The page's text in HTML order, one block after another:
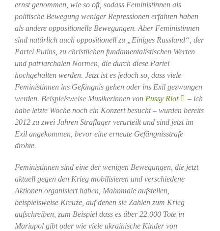
ernst genommen, wie so oft, sodass Feministinnen als
politische Bewegung weniger Repressionen erfahren haben
als andere oppositionelle Bewegungen. Aber Feministinnen
sind natürlich auch oppositionell zu „Einiges Russland“, der
Partei Putins, zu christlichen fundamentalistischen Werten
und patriarchalen Normen, die durch diese Partei
hochgehalten werden. Jetzt ist es jedoch so, dass viele
Feministinnen ins Gefängnis gehen oder ins Exil gezwungen
werden. Beispielsweise Musikerinnen von Pussy Riot
– ich
habe letzte Woche noch ein Konzert besucht – wurden bereits
2012 zu zwei Jahren Straflager verurteilt und sind jetzt im
Exil angekommen, bevor eine erneute Gefängnisstrafe
drohte.
Feministinnen sind eine der wenigen Bewegungen, die jetzt
aktuell gegen den Krieg mobilisieren und verschiedene
Aktionen organisiert haben, Mahnmale aufstellen,
beispielsweise Kreuze, auf denen sie Zahlen zum Krieg
aufschreiben, zum Beispiel dass es über 22.000 Tote in
Mariupol gibt oder wie viele ukrainische Kinder von